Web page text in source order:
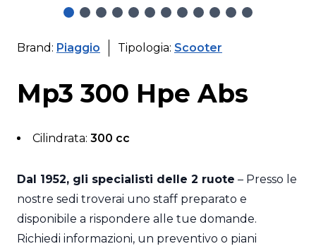
Brand: Piaggio Tipologia: Scooter
Mp3 300 Hpe Abs
Cilindrata: 300 cc
Dal 1952, gli specialisti delle 2 ruote – Presso le
nostre sedi troverai uno staff preparato e
disponibile a rispondere alle tue domande.
Richiedi informazioni, un preventivo o piani